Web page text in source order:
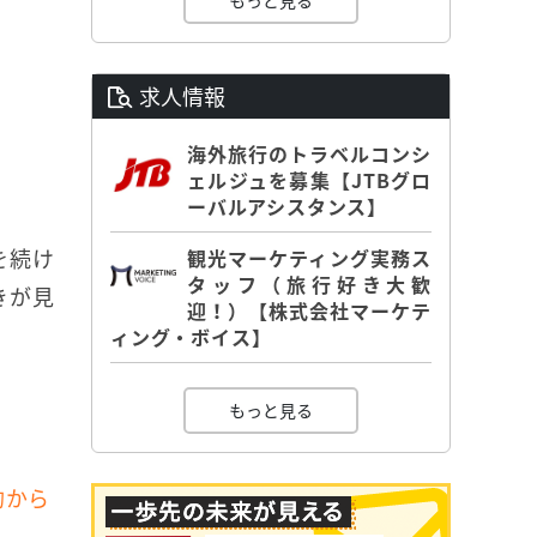
続け
が見
ら
求人情報
海外旅行のトラベルコンシ
ェルジュを募集【JTBグロ
ーバルアシスタンス】
観光マーケティング実務ス
タッフ（旅行好き大歓
迎！）【株式会社マーケテ
ィング・ボイス】
もっと見る